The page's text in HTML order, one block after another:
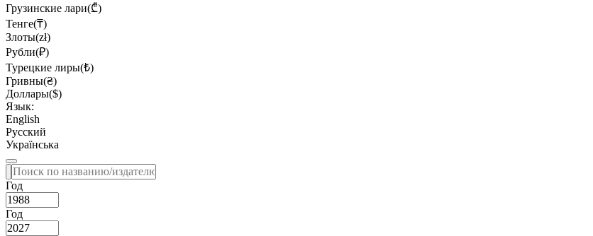
Грузинские лари(₾)
Тенге(₸)
Злоты(zł)
Рубли(₽)
Турецкие лиры(₺)
Гривны(₴)
Доллары($)
Язык:
English
Русский
Українська
Год
Год